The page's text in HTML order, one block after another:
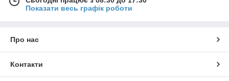
Показати весь графік роботи
Про нас
Контакти